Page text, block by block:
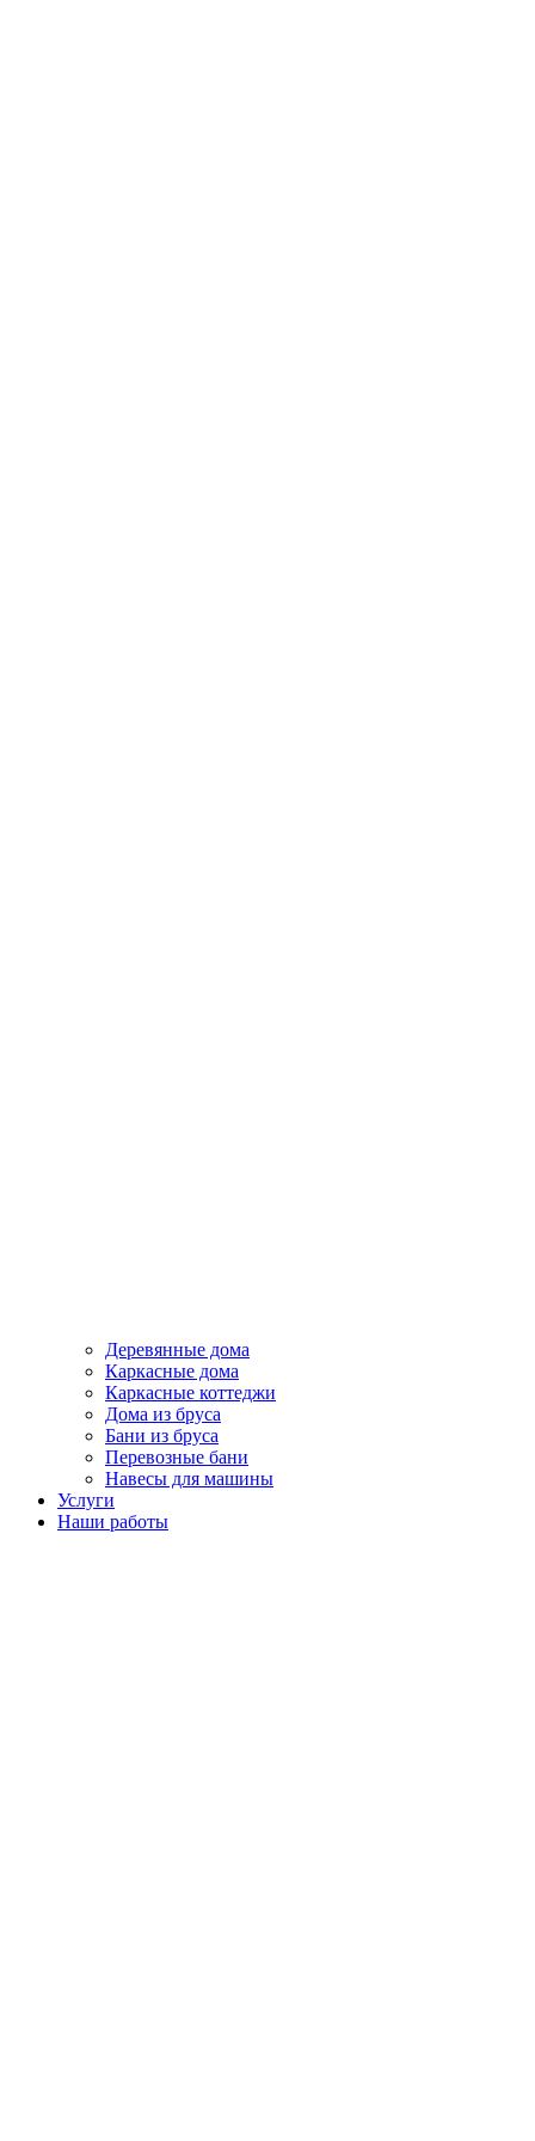
Деревянные дома
Каркасные дома
Каркасные коттеджи
Дома из бруса
Бани из бруса
Перевозные бани
Навесы для машины
Услуги
Наши работы